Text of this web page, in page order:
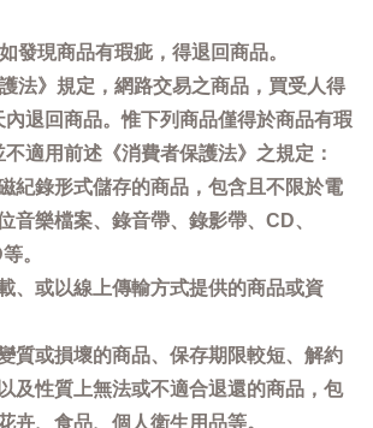
發現商品有瑕疵，得退回商品。
法》規定，網路交易之商品，買受人得
退回商品。惟下列商品僅得於商品有瑕
適用前述《消費者保護法》之規定：
紀錄形式儲存的商品，包含且不限於電
音樂檔案、錄音帶、錄影帶、CD、
。
、或以線上傳輸方式提供的商品或資
質或損壞的商品、保存期限較短、解約
及性質上無法或不適合退還的商品，包
卉、食品、個人衛生用品等。